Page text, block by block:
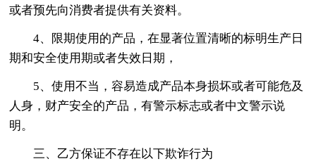
或者预先向消费者提供有关资料。
4、限期使用的产品，在显著位置清晰的标明生产日
期和安全使用期或者失效日期，
5、使用不当，容易造成产品本身损坏或者可能危及
人身，财产安全的产品，有警示标志或者中文警示说
明。
三、乙方保证不存在以下欺诈行为